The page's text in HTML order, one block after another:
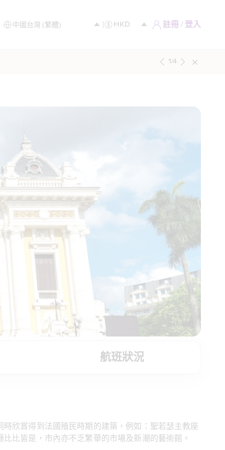
註冊 / 登入
1/4
航班狀況
欣賞得到法國殖民時期的建築，例如：聖若瑟主教座
比皆是，市內亦不乏繁華的市場及新潮的藝術館。